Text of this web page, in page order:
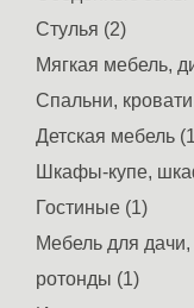
Стулья (2)
Мягкая мебель,
Спальни,
Детская мебель
Шкафы-купе,
Гостиные (1)
Мебель для
ротонды (1)